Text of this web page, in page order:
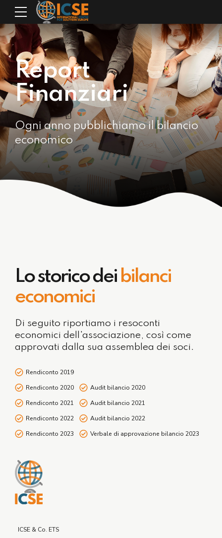
Report
Finanziari
Ogni anno pubblichiamo il bilancio
economico
Lo storico dei bilanci
economici
Di seguito riportiamo i resoconti
economici dell'associazione, così come
approvati dalla sua assemblea dei soci.
Rendiconto 2019
Rendiconto 2020
Audit bilancio 2020
Rendiconto 2021
Audit bilancio 2021
Rendiconto 2022
Audit bilancio 2022
Rendiconto 2023
Verbale di approvazione bilancio 2023
ICSE & Co. ETS